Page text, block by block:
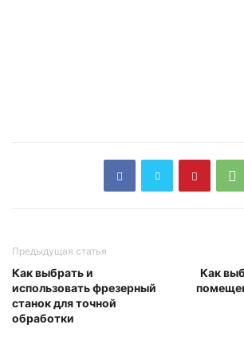
Предыдущая статья
Как выбрать и
использовать фрезерный
станок для точной
обработки
Как